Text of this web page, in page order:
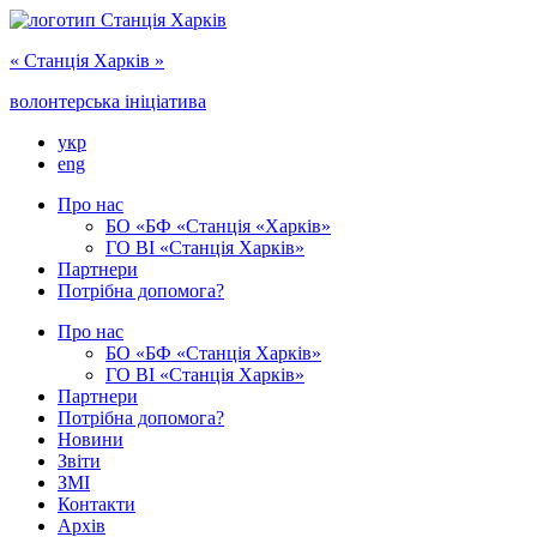
« Cтанція Харків »
волонтерська ініціатива
укр
eng
Про нас
БО «БФ «Станція «Харків»
ГО ‎ВІ «‎Станція Харків»
Партнери
Потрібна допомога?
Про нас
БО ‎«БФ «Станція Харків»
ГО ВІ «Станція Харків»
Партнери
Потрібна допомога?
Новини
Звіти
ЗМІ
Контакти
Архів